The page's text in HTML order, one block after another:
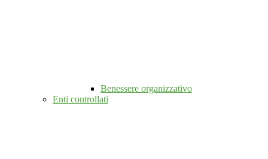
Benessere organizzativo
Enti controllati